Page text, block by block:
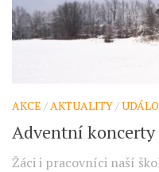
AKCE / AKTUALITY /
Adventní koncerty
Žáci i pracovníci naší